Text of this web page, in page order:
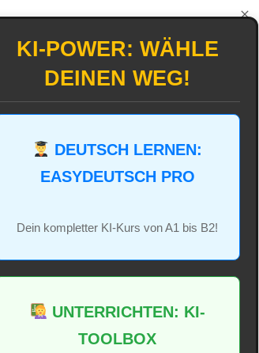
KI-POWER: WÄHLE
DEINEN WEG!
DEUTSCH LERNEN:
EASYDEUTSCH PRO
Dein kompletter KI-Kurs von A1 bis B2!
UNTERRICHTEN: KI-
TOOLBOX